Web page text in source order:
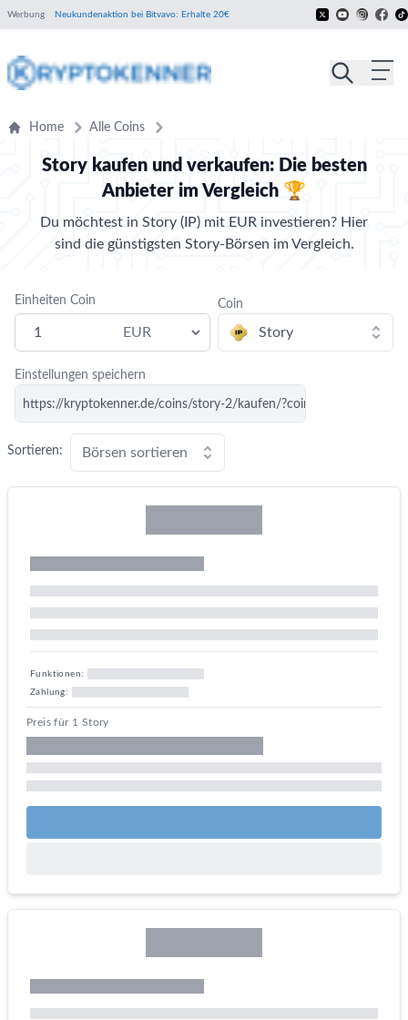
Werbung Neukundenaktion bei Bitvavo: Erhalte 20€
Home Alle Coins
Story kaufen und verkaufen: Die besten
Anbieter im Vergleich 🏆
Du möchtest in Story (IP) mit EUR investieren? Hier
sind die günstigsten Story-Börsen im Vergleich.
Einheiten Coin Coin
Einstellungen speichern
https://kryptokenner.de/coins/story-2/kaufen/?coin=story-
Sortieren: Börsen sortieren
Funktionen:
Zahlung:
Preis für 1 Story